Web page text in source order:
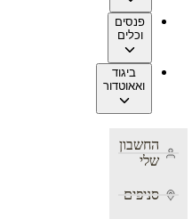
פנסים
וכלים
ביגוד
ואאוטדור
החשבון
שלי
סניפים